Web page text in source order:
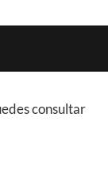
consultar